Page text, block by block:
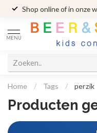
Shop online of in onze
MENU
Home / Tags / perzik
Producten